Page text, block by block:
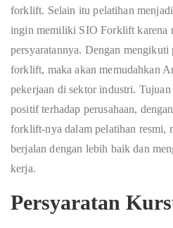
forklift. Selain itu pelatihan
ingin memiliki SIO Forklift karena
persyaratannya. Dengan
forklift, maka akan memudahkan
pekerjaan di sektor industri.
positif terhadap perusahaan,
forklift-nya dalam pelatihan resmi,
berjalan dengan lebih baik dan
kerja.
Persyaratan